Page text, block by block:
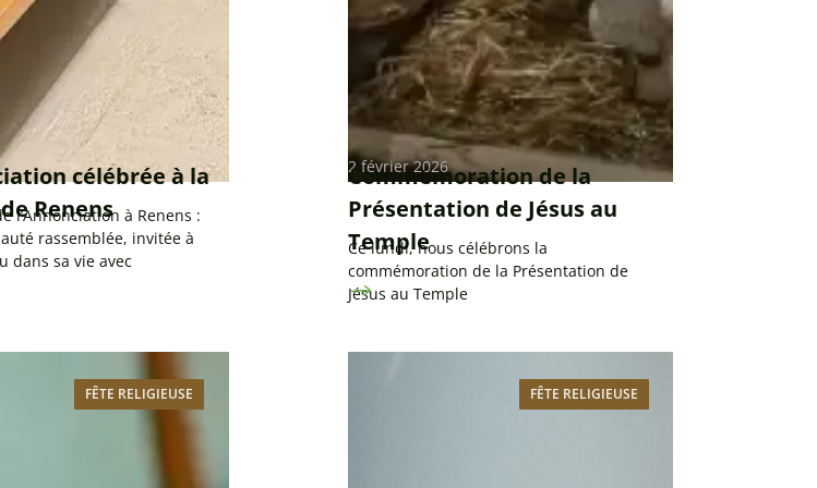
célébrée à la
Renens
l’Annonciation à Renens :
rassemblée, invitée à
dans sa vie avec
2 février 2026
Commémoration de la
Présentation de Jésus au
Temple
Ce lundi, nous célébrons la
commémoration de la Présentation de
Jésus au Temple
FÊTE RELIGIEUSE FÊTE RELIGIEUSE